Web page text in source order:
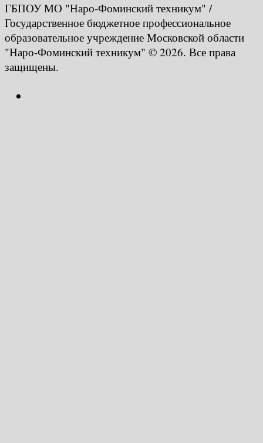
ГБПОУ МО "Наро-Фоминский техникум" /
Государственное бюджетное профессиональное
образовательное учреждение Московской области
"Наро-Фоминский техникум" © 2026. Все права
защищены.